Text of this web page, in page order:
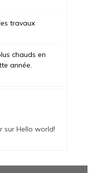
travaux
chauds en
année.
sur Hello world!